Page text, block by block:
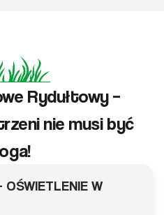
Rydułtowy –
nie musi być
OŚWIETLENIE W